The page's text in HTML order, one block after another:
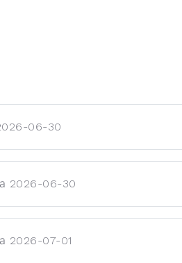
06-30
2026-06-30
2026-07-01